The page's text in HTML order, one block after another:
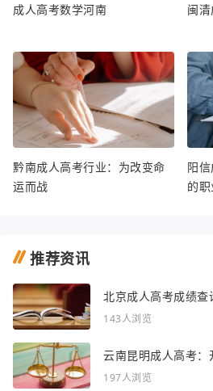
成人高考数学河南 闽
黔南成人高考行业：为改变命
运而战
阳
的
推荐资讯
北京成人高考成绩查
143人浏览
云南昆明成人高考：
197人浏览